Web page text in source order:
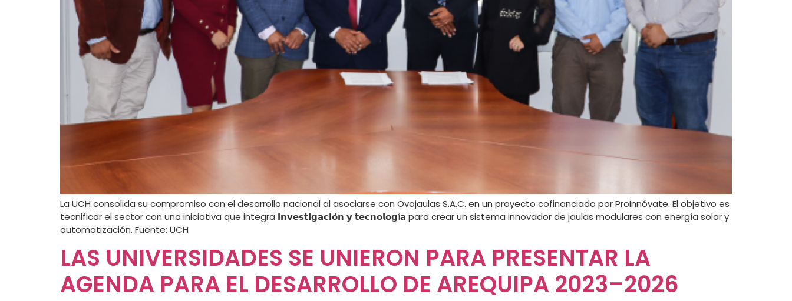
La UCH consolida su compromiso con el desarrollo nacional al asociarse con Ovojaulas S.A.C. en un proyecto cofinanciado por ProInnóvate. El objetivo es
tecnificar el sector con una iniciativa que integra 𝗶𝗻𝘃𝗲𝘀𝘁𝗶𝗴𝗮𝗰𝗶𝗼́𝗻 𝘆 𝘁𝗲𝗰𝗻𝗼𝗹𝗼𝗴í𝗮 para crear un sistema innovador de jaulas modulares con energía solar y
automatización.⁣ Fuente: UCH
LAS UNIVERSIDADES SE UNIERON PARA PRESENTAR LA
AGENDA PARA EL DESARROLLO DE AREQUIPA 2023–2026